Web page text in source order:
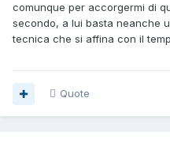
comunque per accorgermi di
secondo, a lui basta neanche
tecnica che si affina con il
Quote